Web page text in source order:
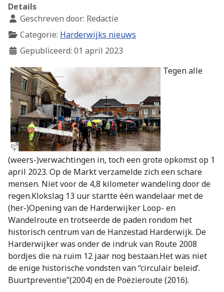
Details
Geschreven door: Redactie
Categorie: Harderwijks nieuws
Gepubliceerd: 01 april 2023
Tegen alle
(weers-)verwachtingen in, toch een grote opkomst op 1
april 2023. Op de Markt verzamelde zich een schare
mensen. Niet voor de 4,8 kilometer wandeling door de
regen.Klokslag 13 uur startte één wandelaar met de
(her-)Opening van de Harderwijker Loop- en
Wandelroute en trotseerde de paden rondom het
historisch centrum van de Hanzestad Harderwijk. De
Harderwijker was onder de indruk van Route 2008
bordjes die na ruim 12 jaar nog bestaan.Het was niet
de enige historische vondsten van “circulair beleid’.
Buurtpreventie”(2004) en de Poëzieroute (2016).